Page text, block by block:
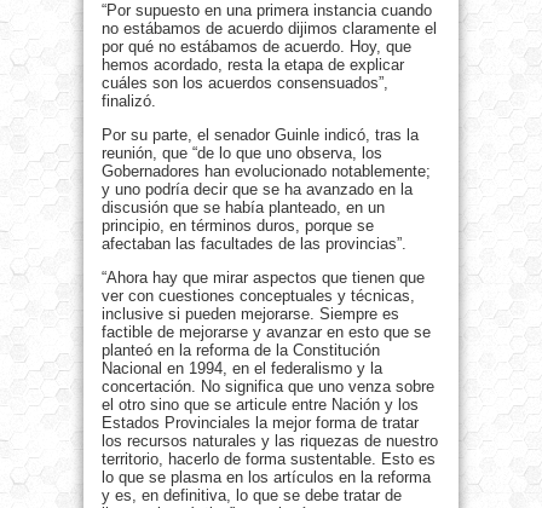
“Por supuesto en una primera instancia cuando
no estábamos de acuerdo dijimos claramente el
por qué no estábamos de acuerdo. Hoy, que
hemos acordado, resta la etapa de explicar
cuáles son los acuerdos consensuados”,
finalizó.
Por su parte, el senador Guinle indicó, tras la
reunión, que “de lo que uno observa, los
Gobernadores han evolucionado notablemente;
y uno podría decir que se ha avanzado en la
discusión que se había planteado, en un
principio, en términos duros, porque se
afectaban las facultades de las provincias”.
“Ahora hay que mirar aspectos que tienen que
ver con cuestiones conceptuales y técnicas,
inclusive si pueden mejorarse. Siempre es
factible de mejorarse y avanzar en esto que se
planteó en la reforma de la Constitución
Nacional en 1994, en el federalismo y la
concertación. No significa que uno venza sobre
el otro sino que se articule entre Nación y los
Estados Provinciales la mejor forma de tratar
los recursos naturales y las riquezas de nuestro
territorio, hacerlo de forma sustentable. Esto es
lo que se plasma en los artículos en la reforma
y es, en definitiva, lo que se debe tratar de